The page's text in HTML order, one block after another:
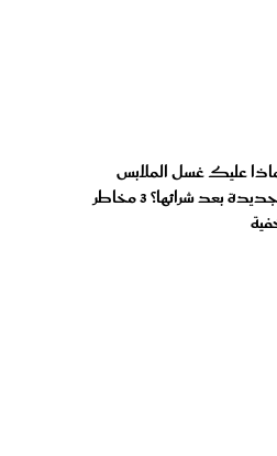
عليك غسل الملابس
الجديدة بعد شرائها؟ 3 مخاطر